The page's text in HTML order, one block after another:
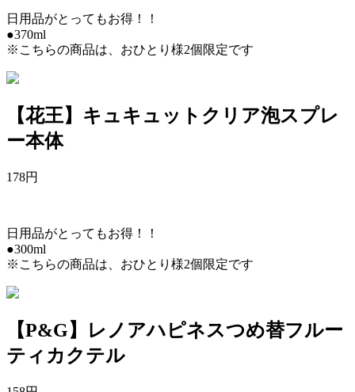
日用品がとってもお得！！
●370ml
※こちらの商品は、おひとり様2個限定です
【花王】キュキュットクリア泡スプレ
ー本体
178円
日用品がとってもお得！！
●300ml
※こちらの商品は、おひとり様2個限定です
【P&G】レノアハピネスつめ替フルー
ティカクテル